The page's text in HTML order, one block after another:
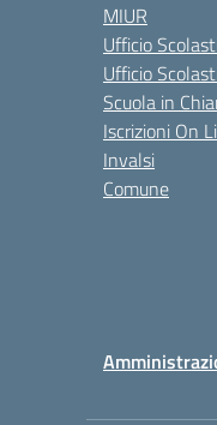
MIUR
Ufficio
Ufficio
Scuola in
Iscrizioni On
Invalsi
Comune